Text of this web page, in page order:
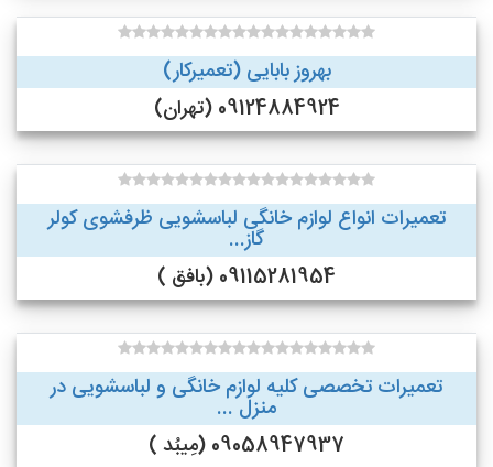
بهروز بابایی (تعمیرکار)
09124884924 (تهران)
تعمیرات انواع لوازم خانگی لباسشویی ظرفشوی کولر
گاز...
09115281954 (بافق )
تعمیرات تخصصی کلیه لوازم خانگی و لباسشویی در
منزل ...
09058947937 (مِیبُد )